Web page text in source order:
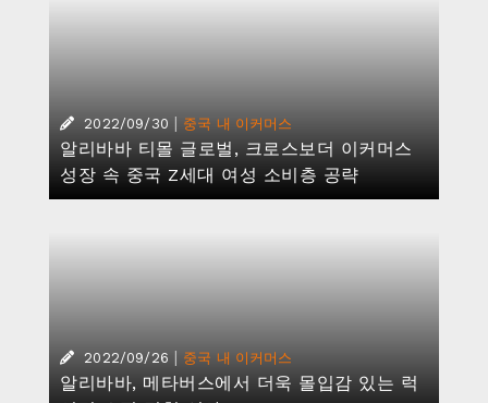
2022/09/30 | 중국 내 이커머스
알리바바 티몰 글로벌, 크로스보더 이커머스
성장 속 중국 Z세대 여성 소비층 공략
2022/09/26 | 중국 내 이커머스
알리바바, 메타버스에서 더욱 몰입감 있는 럭